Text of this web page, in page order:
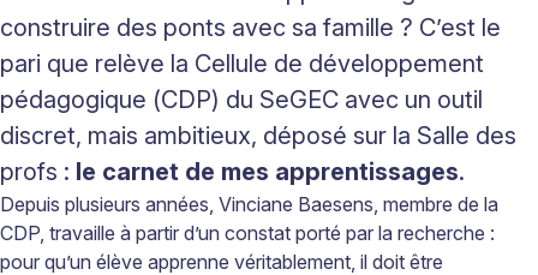
construire des ponts avec sa famille ? C’est le
pari que relève la Cellule de développement
pédagogique (CDP) du SeGEC avec un outil
discret, mais ambitieux, déposé sur la Salle des
profs : le carnet de mes apprentissages.
Depuis plusieurs années, Vinciane Baesens, membre de la
CDP, travaille à partir d’un constat porté par la recherche :
pour qu’un élève apprenne véritablement, il doit être